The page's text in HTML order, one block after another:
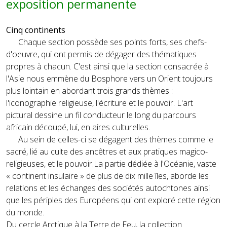
exposition permanente
Cinq continents
Chaque section possède ses points forts, ses chefs-
d'oeuvre, qui ont permis de dégager des thématiques
propres à chacun. C'est ainsi que la section consacrée à
l'Asie nous emmène du Bosphore vers un Orient toujours
plus lointain en abordant trois grands thèmes :
l'iconographie religieuse, l'écriture et le pouvoir. L'art
pictural dessine un fil conducteur le long du parcours
africain découpé, lui, en aires culturelles.
Au sein de celles-ci se dégagent des thèmes comme le
sacré, lié au culte des ancêtres et aux pratiques magico-
religieuses, et le pouvoir.La partie dédiée à l'Océanie, vaste
« continent insulaire » de plus de dix mille îles, aborde les
relations et les échanges des sociétés autochtones ainsi
que les périples des Européens qui ont exploré cette région
du monde.
Du cercle Arctique à la Terre de Feu, la collection